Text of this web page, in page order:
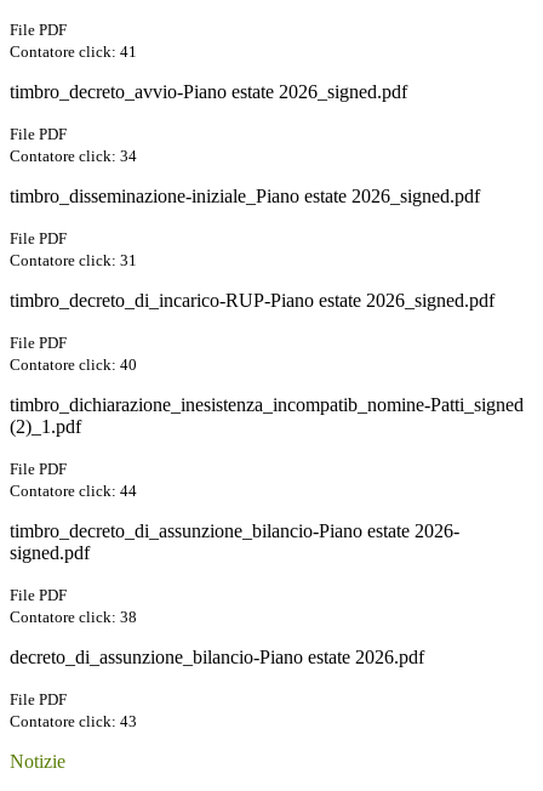
File PDF
Contatore click: 41
timbro_decreto_avvio-Piano estate 2026_signed.pdf
File PDF
Contatore click: 34
timbro_disseminazione-iniziale_Piano estate 2026_signed.pdf
File PDF
Contatore click: 31
timbro_decreto_di_incarico-RUP-Piano estate 2026_signed.pdf
File PDF
Contatore click: 40
timbro_dichiarazione_inesistenza_incompatib_nomine-Patti_signed
(2)_1.pdf
File PDF
Contatore click: 44
timbro_decreto_di_assunzione_bilancio-Piano estate 2026-
signed.pdf
File PDF
Contatore click: 38
decreto_di_assunzione_bilancio-Piano estate 2026.pdf
File PDF
Contatore click: 43
Notizie